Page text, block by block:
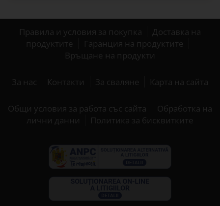
Правила и условия за покупка
Доставка на
продуктите
Гаранция на продуктите
Връщане на продукти
За нас Контакти За сваляне Карта на сайта
Общи условия за работа със сайта
Обработка на
лични данни
Политика за бисквитките